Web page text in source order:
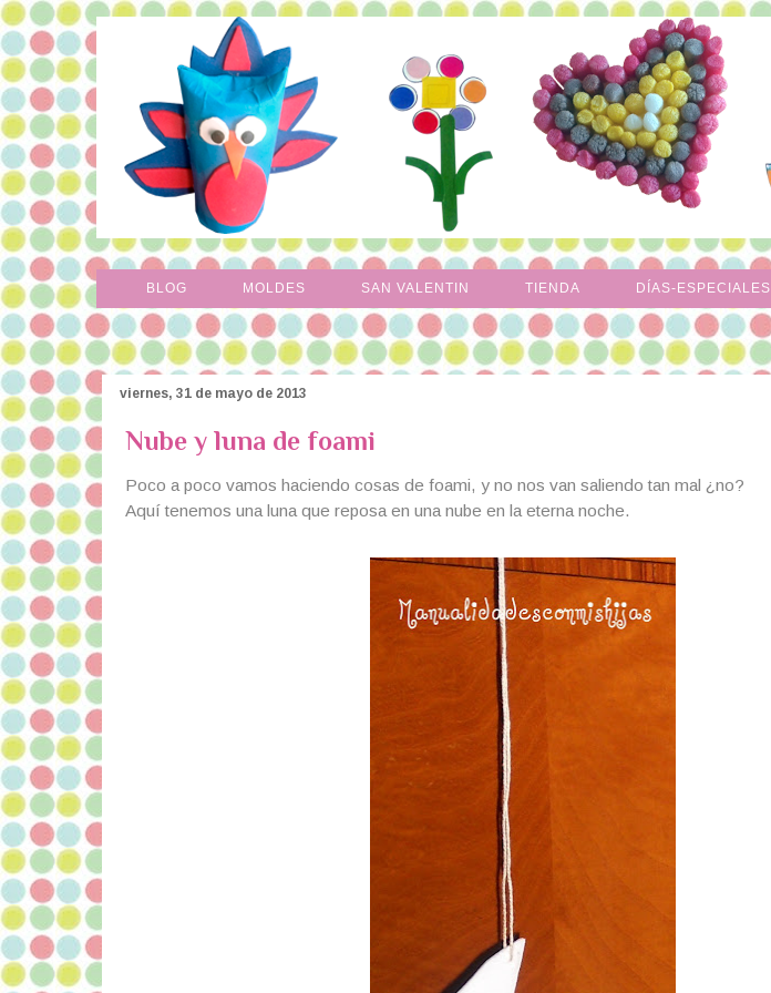
BLOG MOLDES SAN VALENTIN TIENDA DÍAS-ESPECIALES
viernes, 31 de mayo de 2013
Nube y luna de foami
Poco a poco vamos haciendo cosas de foami, y no nos van saliendo tan mal ¿no?
Aquí tenemos una luna que reposa en una nube en la eterna noche.